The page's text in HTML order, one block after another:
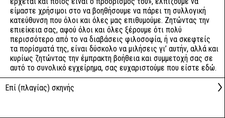
είμαστε χρήσιμοι στο να βοηθήσουμε να πάρει τη συλλογική
κατεύθυνση που όλοι και όλες μας επιθυμούμε. Ζητώντας την
επιείκεια σας, αφού όλοι και όλες ξέρουμε ότι πολύ
περισσότερο από το να διαβάσεις φιλοσοφία, ή να σκεφτείς
τα πορίσματά της, είναι δύσκολο να μιλήσεις γι’ αυτήν, αλλά και
κυρίως ζητώντας την έμπρακτη βοήθεια και συμμετοχή σας σε
αυτό το συνολικό εγχείρημα, σας ευχαριστούμε που είστε εδώ.
Επί (πλαγίας) σκηνής